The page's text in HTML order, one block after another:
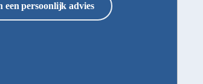
een persoonlijk advies